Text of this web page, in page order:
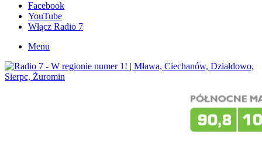
Facebook
YouTube
Włącz Radio 7
Menu